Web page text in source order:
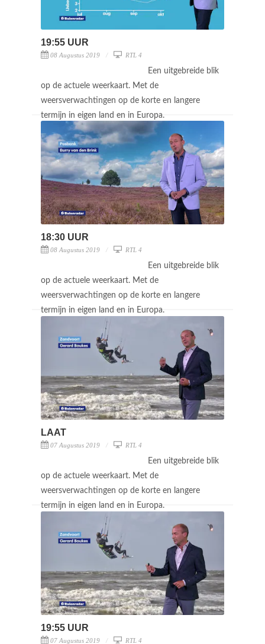
19:55 UUR
08 Augustus 2019 RTL 4
Een uitgebreide blik
op de actuele weerkaart. Met de
weersverwachtingen op de korte en langere
termijn in eigen land en in Europa.
18:30 UUR
08 Augustus 2019 RTL 4
Een uitgebreide blik
op de actuele weerkaart. Met de
weersverwachtingen op de korte en langere
termijn in eigen land en in Europa.
LAAT
07 Augustus 2019 RTL 4
Een uitgebreide blik
op de actuele weerkaart. Met de
weersverwachtingen op de korte en langere
termijn in eigen land en in Europa.
19:55 UUR
07 Augustus 2019 RTL 4